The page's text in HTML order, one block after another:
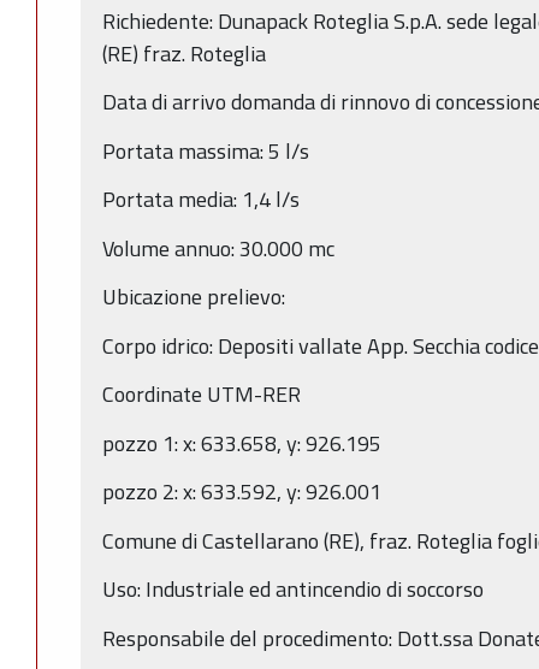
Richiedente: Dunapack Roteglia S.p.A. sede
(RE) fraz. Roteglia
Data di arrivo domanda di rinnovo di
Portata massima: 5 l/s
Portata media: 1,4 l/s
Volume annuo: 30.000 mc
Ubicazione prelievo:
Corpo idrico: Depositi vallate App. Secchia
Coordinate UTM-RER
pozzo 1: x: 633.658, y: 926.195
pozzo 2: x: 633.592, y: 926.001
Comune di Castellarano (RE), fraz. Roteglia
Uso: Industriale ed antincendio di soccorso
Responsabile del procedimento: Dott.ssa